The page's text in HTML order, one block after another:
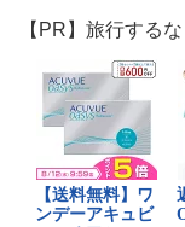
【PR】旅行する